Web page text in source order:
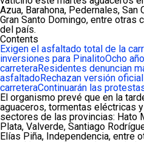
Azua, Barahona, Pedernales,
Gran Santo Domingo, entre otras
del país.
Contents
Exigen el asfaltado total de la
inversiones para PinalitoOcho
carreteraResidentes denuncian
asfaltadoRechazan versión
carreteraContinuarán las
El organismo prevé que en la
aguaceros, tormentas eléctricas
sectores de las provincias: Hato
Plata, Valverde, Santiago
Elías Piña, Independencia, entre